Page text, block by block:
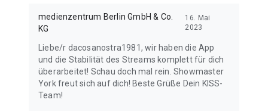
medienzentrum Berlin GmbH & Co.
KG
16. Mai
2023
Liebe/r dacosanostra1981, wir haben die App
und die Stabilität des Streams komplett für dich
überarbeitet! Schau doch mal rein. Showmaster
York freut sich auf dich! Beste Grüße Dein KISS-
Team!